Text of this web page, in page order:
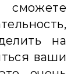
на
ваши